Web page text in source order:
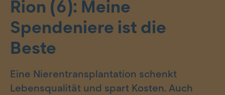
Rion (6): Meine
Spendeniere ist die
Beste
Eine Nierentransplantation schenkt
Lebensqualität und spart Kosten. Auch